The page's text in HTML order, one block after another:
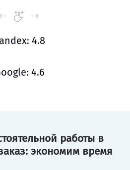
4.8
4.6
работы в
экономим время